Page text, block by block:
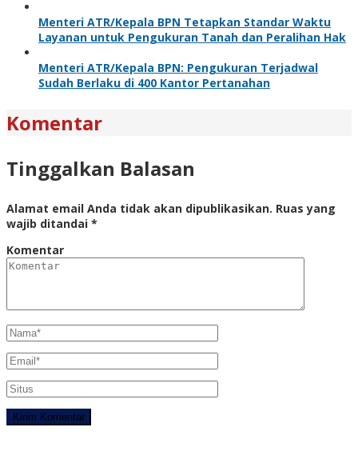
Menteri ATR/Kepala BPN Tetapkan Standar Waktu
Layanan untuk Pengukuran Tanah dan Peralihan Hak
Menteri ATR/Kepala BPN: Pengukuran Terjadwal
Sudah Berlaku di 400 Kantor Pertanahan
Komentar
Tinggalkan Balasan
Alamat email Anda tidak akan dipublikasikan. Ruas yang
wajib ditandai *
Komentar